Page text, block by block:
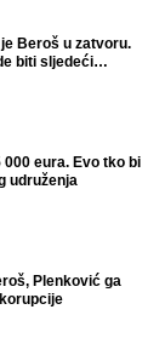
Beroš u zatvoru.
biti sljedeći
eura. Evo tko bi
udruženja
Plenković ga